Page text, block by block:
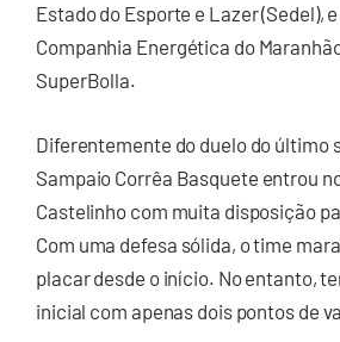
Estado do Esporte e Lazer (Sedel),
Companhia Energética do
SuperBolla.
Diferentemente do duelo do último
Sampaio Corrêa Basquete entrou
Castelinho com muita disposição
Com uma defesa sólida, o time
placar desde o início. No entanto,
inicial com apenas dois pontos de